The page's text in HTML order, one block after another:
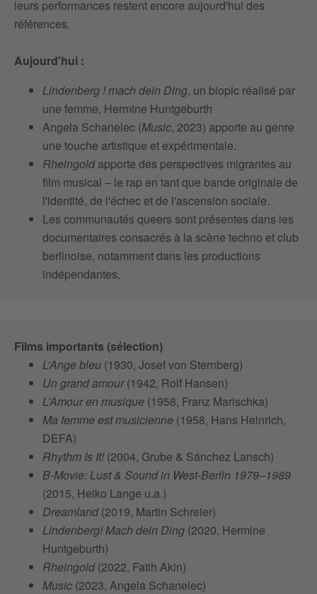
leurs performances restent encore aujourd'hui des
références.
Aujourd'hui :
Lindenberg ! mach dein Ding, un biopic réalisé par
une femme, Hermine Huntgeburth
Angela Schanelec (Music, 2023) apporte au genre
une touche artistique et expérimentale.
Rheingoldapporte des perspectives migrantes au
film musical – le rap en tant que bande originale de
l'identité, de l'échec et de l'ascension sociale.
Les communautés queers sont présentes dans les
documentaires consacrés à la scène techno et club
berlinoise, notamment dans les productions
indépendantes.
Films importants (sélection)
L’Ange bleu (1930, Josef von Sternberg)
Un grand amour(1942, Rolf Hansen)
L’Amour en musique (1958, Franz Marischka)
Ma femme est musicienne (1958, Hans Heinrich,
DEFA)
Rhythm Is It!(2004, Grube & Sánchez Lansch)
B-Movie: Lust & Sound in West-Berlin 1979–1989
(2015, Heiko Lange u.a.)
Dreamland(2019, Martin Schreier)
Lindenberg! Mach dein Ding (2020, Hermine
Huntgeburth)
Rheingold(2022, Fatih Akin)
Music (2023, Angela Schanelec)